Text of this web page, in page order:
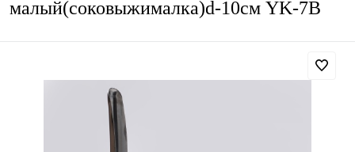
малый(соковыжималка)d-10см YK-7B